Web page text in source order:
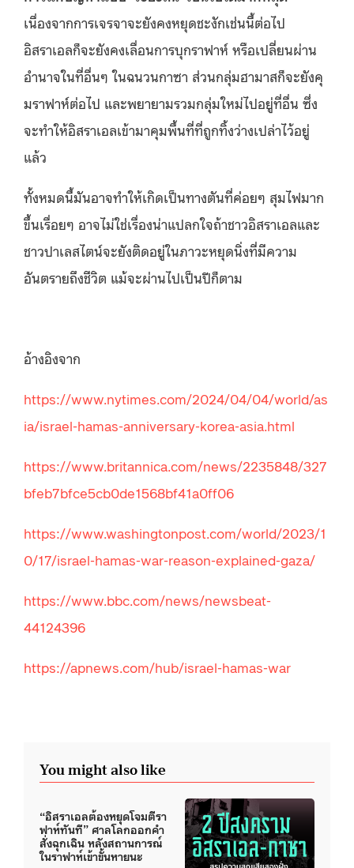
เนื่องจากการเจรจาจะยังคงหยุดชะงักเช่นนี้ต่อไป
อิสราเอลก็จะยังคงเลื่อนการบุกราฟาห์ หรือเปลี่ยนผ่าน
อำนาจในที่อื่นๆ ในฉนวนกาซา ส่วนกลุ่มฮามาสก็จะยังคุ
มราฟาห์ต่อไป และพยายามรวมกลุ่มใหม่ไปอยู่ที่อื่น ซึ่ง
จะทำให้อิสราเอลเข้ามาคุมพื้นที่ที่ถูกทิ้งว่างเปล่าไว้อยู่
แล้ว
ทั้งหมดนี้มันอาจทำให้เกิดเป็นทางตันที่ค่อยๆ สุมไฟมาก
ขึ้นเรื่อยๆ อาจไม่ใช่เรื่องน่าแปลกใจถ้าชาวอิสราเอลและ
ชาวปาเลสไตน์จะยังติดอยู่ในภาวะหยุดนิ่งที่มีความ
อันตรายถึงชีวิต แม้จะผ่านไปเป็นปีก็ตาม
อ้างอิงจาก
https://www.nytimes.com/2024/04/04/world/as
ia/israel-hamas-anniversary-korea-asia.html
https://www.britannica.com/news/2235848/327
bfeb7bfce5cb0de1568bf41a0ff06
https://www.washingtonpost.com/world/2023/1
0/17/israel-hamas-war-reason-explained-gaza/
https://www.bbc.com/news/newsbeat-
44124396
https://apnews.com/hub/israel-hamas-war
You might also like
“อิสราเอลต้องหยุดโจมตีรา
ฟาห์ทันที” ศาลโลกออกคำ
สั่งฉุกเฉิน หลังสถานการณ์
ในราฟาห์เข้าขั้นหายนะ